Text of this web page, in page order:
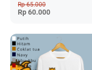
Rp 65.000
Rp 60.000